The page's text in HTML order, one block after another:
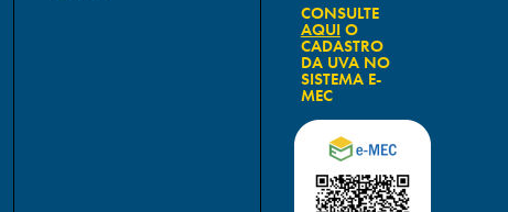
CONSULTE
AQUIO
CADASTRO
DA UVA NO
SISTEMA E-
MEC